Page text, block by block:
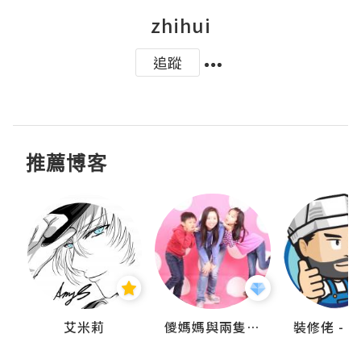
zhihui
追蹤
推薦博客
艾米莉 儍媽媽與兩隻小魔怪之家